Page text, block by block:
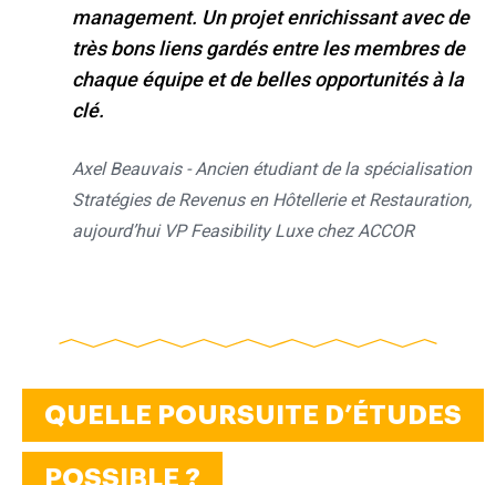
management. Un projet enrichissant avec de
très bons liens gardés entre les membres de
chaque équipe et de belles opportunités à la
clé.
Axel Beauvais - Ancien étudiant de la spécialisation
Stratégies de Revenus en Hôtellerie et Restauration,
aujourd’hui VP Feasibility Luxe chez ACCOR
QUELLE POURSUITE D’ÉTUDES
POSSIBLE ?